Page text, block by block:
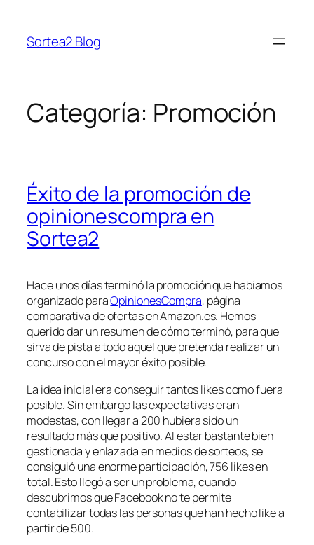
contenido
Sortea2 Blog
Categoría: Promoción
Éxito de la promoción de
opinionescompra en
Sortea2
Hace unos días terminó la promoción que habíamos
organizado paraOpinionesCompra, página
comparativa de ofertas en Amazon.es. Hemos
querido dar un resumen de cómo terminó, para que
sirva de pista a todo aquel que pretenda realizar un
concurso con el mayor éxito posible.
La idea inicial era conseguir tantos likes como fuera
posible. Sin embargo las expectativas eran
modestas, con llegar a 200 hubiera sido un
resultado más que positivo. Al estar bastante bien
gestionada y enlazada en medios de sorteos, se
consiguió una enorme participación, 756 likes en
total. Esto llegó a ser un problema, cuando
descubrimos que Facebook no te permite
contabilizar todas las personas que han hecho like a
partir de 500.